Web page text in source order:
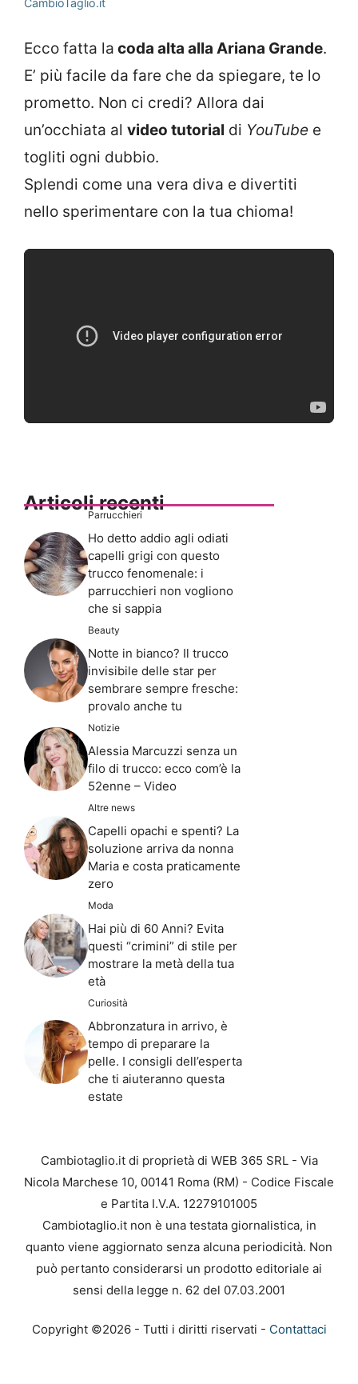
Ecco fatta la coda alta alla Ariana Grande.
E’ più facile da fare che da spiegare, te lo
prometto. Non ci credi? Allora dai
un’occhiata al video tutorial di YouTube e
togliti ogni dubbio.
Splendi come una vera diva e divertiti
nello sperimentare con la tua chioma!
Articoli recenti
Parrucchieri
Ho detto addio agli odiati
capelli grigi con questo
trucco fenomenale: i
parrucchieri non vogliono
che si sappia
Beauty
Notte in bianco? Il trucco
invisibile delle star per
sembrare sempre fresche:
provalo anche tu
Notizie
Alessia Marcuzzi senza un
filo di trucco: ecco com’è la
52enne – Video
Altre news
Capelli opachi e spenti? La
soluzione arriva da nonna
Maria e costa praticamente
zero
Moda
Hai più di 60 Anni? Evita
questi “crimini” di stile per
mostrare la metà della tua
età
Curiosità
Abbronzatura in arrivo, è
tempo di preparare la
pelle. I consigli dell’esperta
che ti aiuteranno questa
estate
Cambiotaglio.it di proprietà di WEB 365 SRL - Via
Nicola Marchese 10, 00141 Roma (RM) - Codice Fiscale
e Partita I.V.A. 12279101005
Cambiotaglio.it non è una testata giornalistica, in
quanto viene aggiornato senza alcuna periodicità. Non
può pertanto considerarsi un prodotto editoriale ai
sensi della legge n. 62 del 07.03.2001
Copyright ©2026 - Tutti i diritti riservati - Contattaci